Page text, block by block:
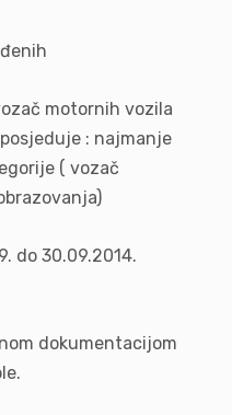
motornih vozila
: najmanje
( vozač
do 30.09.2014.
dokumentacijom